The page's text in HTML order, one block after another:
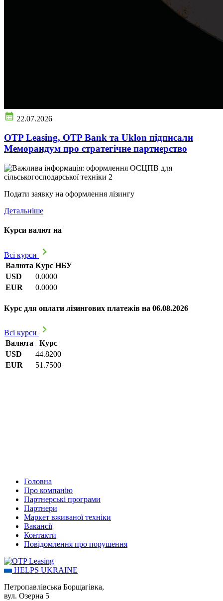
22.07.2026
OTP Leasing, OTP Bank та Uklon підписали
Меморандум про стратегічне партнерство
Подати заявку на оформлення лізингу
Детальніше
Курси валют на
Всі курси
Валюта Курс НБУ
USD
0.0000
EUR
0.0000
Курс для оплати лізингових платежів на 06.08.2026
Всі курси
Валюта
Курс
USD
44.8200
EUR
51.7500
Головна
Про компанію
Партнерські програми
Партнери
Маркет вживаної техніки
Вакансії
Контакти
Повідомлення про порушення
HELPS UKRAINE
Петропавлівська Борщагівка,
вул. Озерна 5